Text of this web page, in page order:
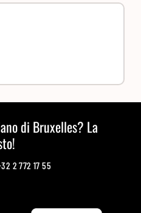
di Bruxelles? La
2 772 17 55